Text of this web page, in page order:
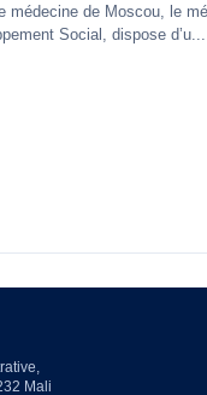
médecine de Moscou, le
Social, dispose d’u...
Mali